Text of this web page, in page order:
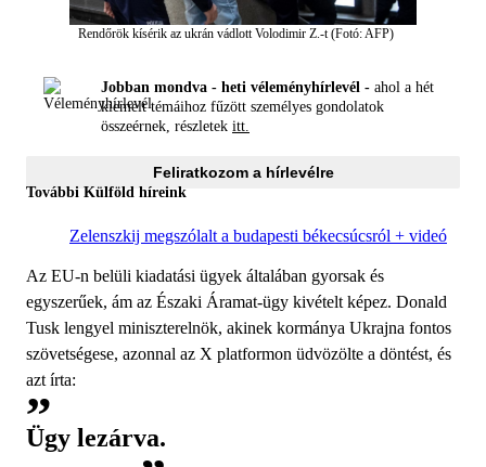
Rendőrök kísérik az ukrán vádlott Volodimir Z.-t (Fotó: AFP)
Jobban mondva - heti véleményhírlevél - ahol a hét
kiemelt témáihoz fűzött személyes gondolatok
összeérnek, részletek itt.
Feliratkozom a hírlevélre
További Külföld híreink
Zelenszkij megszólalt a budapesti békecsúcsról + videó
Az EU-n belüli kiadatási ügyek általában gyorsak és
egyszerűek, ám az Északi Áramat-ügy kivételt képez. Donald
Tusk lengyel miniszterelnök, akinek kormánya Ukrajna fontos
szövetségese, azonnal az X platformon üdvözölte a döntést, és
azt írta:
Ügy lezárva.